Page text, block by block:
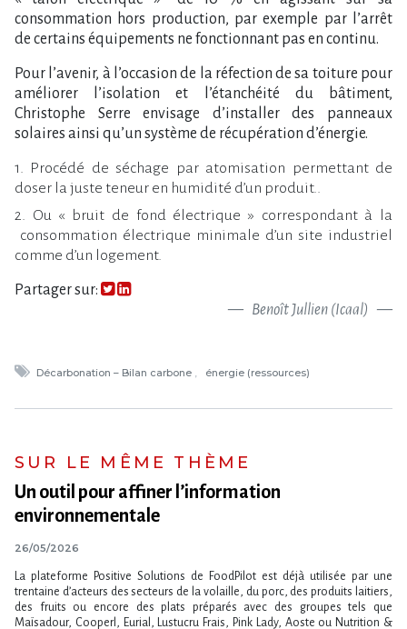
consommation hors production, par exemple par l’arrêt
de certains équipements ne fonctionnant pas en continu.
Pour l’avenir, à l’occasion de la réfection de sa toiture pour
améliorer l’isolation et l’étanchéité du bâtiment,
Christophe Serre envisage d’installer des panneaux
solaires ainsi qu’un système de récupération d’énergie.
1. Procédé de séchage par atomisation permettant de
doser la juste teneur en humidité d’un produit..
2. Ou « bruit de fond électrique » correspondant à la
consommation électrique minimale d’un site industriel
comme d’un logement.
Partager sur:
Benoît Jullien (Icaal)
Décarbonation – Bilan carbone énergie (ressources)
SUR LE MÊME THÈME
Un outil pour affiner l​‌’information
environnementale
26/05/2026
La plateforme Positive Solutions de FoodPilot est déjà utilisée par une
trentaine d’acteurs des secteurs de la volaille, du porc, des produits laitiers,
des fruits ou encore des plats préparés avec des groupes tels que
Maïsadour, Cooperl, Eurial, Lustucru Frais, Pink Lady, Aoste ou Nutrition &